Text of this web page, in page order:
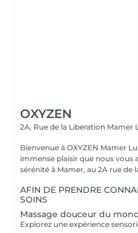
OXYZEN
2A, Rue de la Liberation Mamer
Bienvenue à OXYZEN Mamer
immense plaisir que nous vous
sérénité à Mamer, au 2A rue de
AFIN DE PRENDRE
SOINS
Massage douceur du